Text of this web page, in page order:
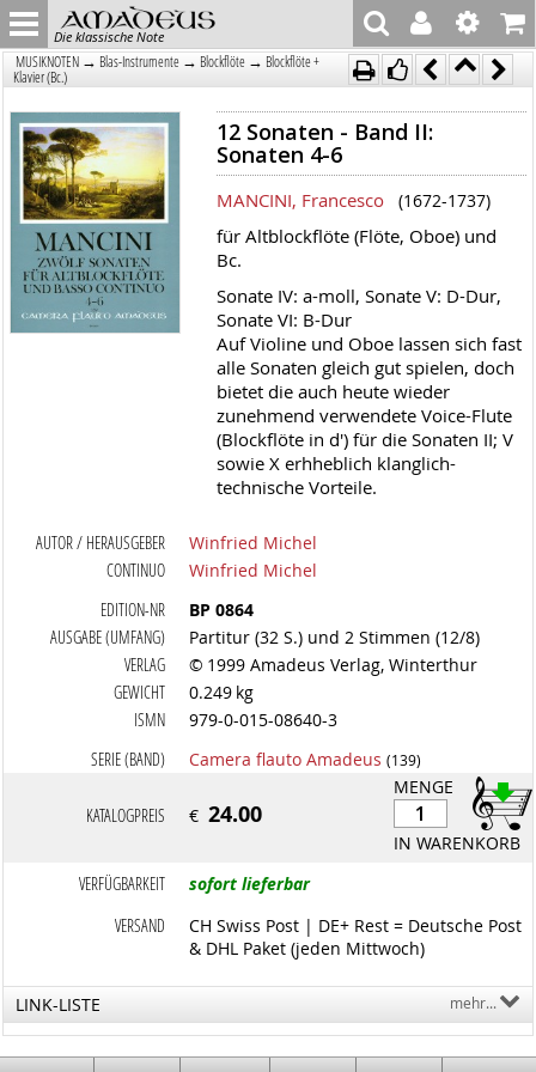
Die klassische Note
MUSIKNOTEN → Blas-Instrumente → Blockflöte → Blockflöte +
Klavier (Bc.)
12 Sonaten - Band II:
Sonaten 4-6
MANCINI, Francesco (1672-1737)
für Altblockflöte (Flöte, Oboe) und
Bc.
Sonate IV: a-moll, Sonate V: D-Dur,
Sonate VI: B-Dur
Auf Violine und Oboe lassen sich fast
alle Sonaten gleich gut spielen, doch
bietet die auch heute wieder
zunehmend verwendete Voice-Flute
(Blockflöte in d') für die Sonaten II; V
sowie X erhheblich klanglich-
technische Vorteile.
AUTOR / HERAUSGEBER
Winfried Michel
CONTINUO
Winfried Michel
EDITION-NR
BP 0864
AUSGABE (UMFANG)
Partitur (32 S.) und 2 Stimmen (12/8)
VERLAG
© 1999 Amadeus Verlag, Winterthur
GEWICHT
0.249 kg
ISMN
979-0-015-08640-3
SERIE (BAND)
Camera flauto Amadeus (139)
MENGE
IN WARENKORB
KATALOGPREIS €24.00
VERFÜGBARKEIT
sofort lieferbar
VERSAND
CH Swiss Post | DE+ Rest = Deutsche Post
& DHL Paket (jeden Mittwoch)
LINK-LISTE mehr...